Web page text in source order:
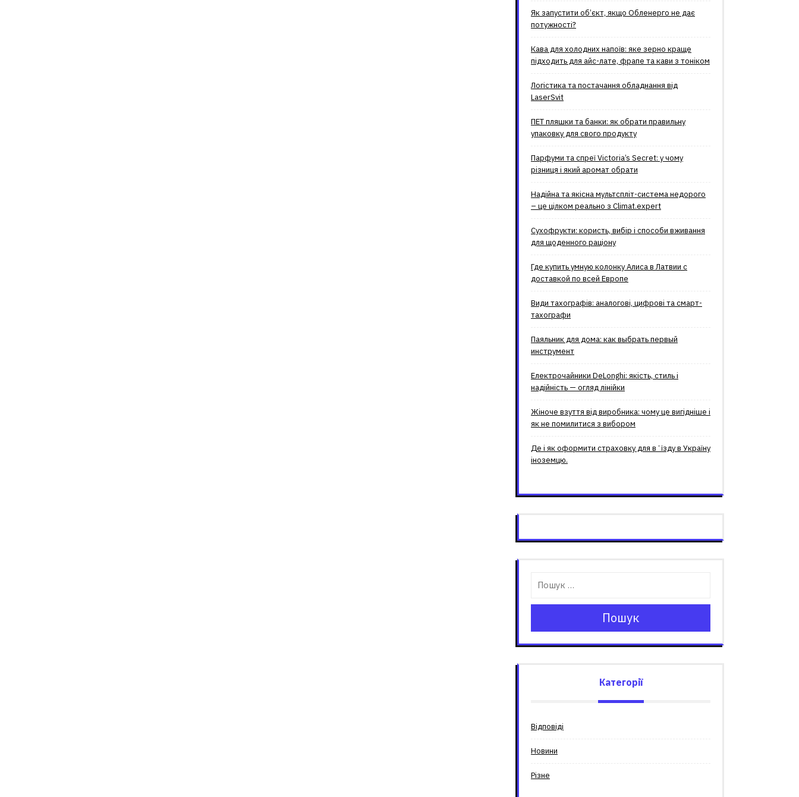
Як запустити об’єкт, якщо Обленерго не дає
потужності?
Кава для холодних напоїв: яке зерно краще
підходить для айс-лате, фрапе та кави з тоніком
Логістика та постачання обладнання від
LaserSvit
ПЕТ пляшки та банки: як обрати правильну
упаковку для свого продукту
Парфуми та спреї Victoria’s Secret: у чому
різниця і який аромат обрати
Надійна та якісна мультспліт-система недорого
– це цілком реально з Climat.еxpert
Сухофрукти: користь, вибір і способи вживання
для щоденного раціону
Где купить умную колонку Алиса в Латвии с
доставкой по всей Европе
Види тахографів: аналогові, цифрові та смарт-
тахографи
Паяльник для дома: как выбрать первый
инструмент
Електрочайники DeLonghi: якість, стиль і
надійність — огляд лінійки
Жіноче взуття від виробника: чому це вигідніше і
як не помилитися з вибором
Де і як оформити страховку для вʼїзду в Україну
іноземцю.
Пошук
Категорії
Відповіді
Новини
Різне